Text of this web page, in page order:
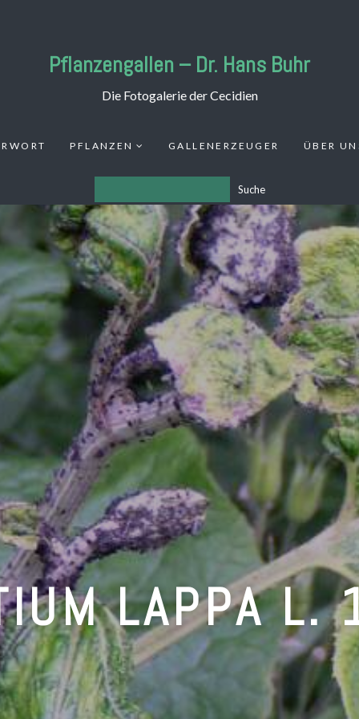
Pflanzengallen – Dr. Hans Buhr
Die Fotogalerie der Cecidien
PFLANZEN GALLENERZEUGER ÜBER
Suche
LAPPA L.